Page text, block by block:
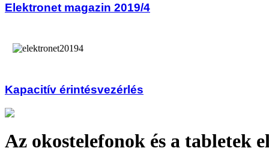
Elektronet magazin 2019/4
Kapacitív érintésvezérlés
Az okostelefonok és a tabletek